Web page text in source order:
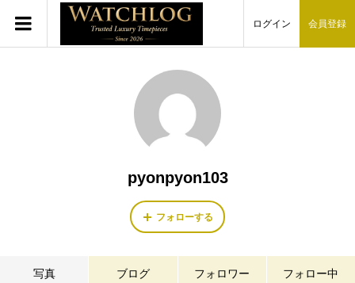
ログイン 会員登録
pyonpyon103
フォローする
写真 ブログ フォロワー フォロー中